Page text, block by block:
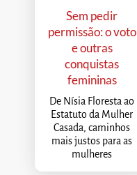
Sem pedir
permissão: o voto
e outras
conquistas
femininas
De Nísia Floresta ao
Estatuto da Mulher
Casada, caminhos
mais justos para as
mulheres